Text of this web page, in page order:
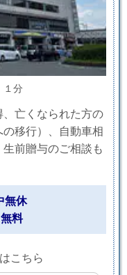
１分
亡くなられた方の
移行）、自動車相
前贈与のご相談も
無休
料
こちら